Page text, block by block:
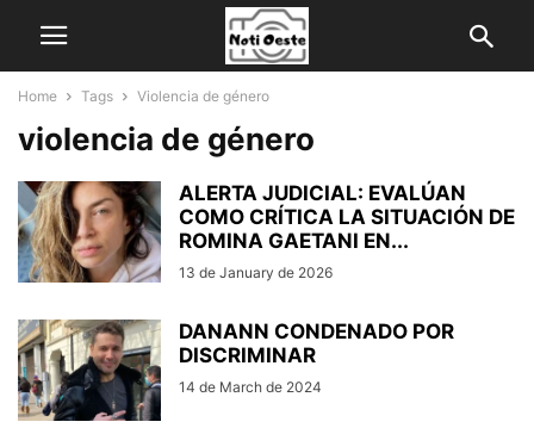
Home Tags Violencia de género
violencia de género
ALERTA JUDICIAL: EVALÚAN
COMO CRÍTICA LA SITUACIÓN DE
ROMINA GAETANI EN...
13 de January de 2026
DANANN CONDENADO POR
DISCRIMINAR
14 de March de 2024